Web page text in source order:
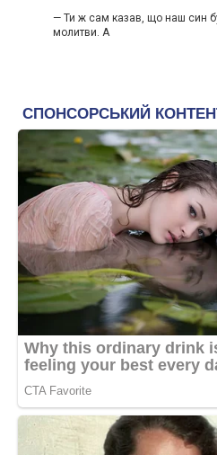
— Ти ж сам казав, що наш син
молитви. А